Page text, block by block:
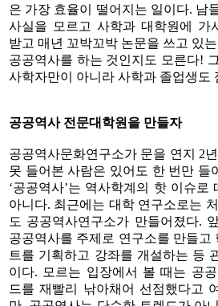
은 가장 효율이 떨어지는 일이다. 남
사실을 모르고 사학과 대학원에 가
받고 매년 꼬박꼬박 논문을 쓰고 있
공공역사를 하는 것인지도 모른다!
사학자만이 아니라 사학과 졸업생도
공공역사 전문대학원을 만들자
공공역사문화연구소가 문을 연지 2
못 들어본 사람은 있어도 한 번만 들
‘공공역사’는 역사학계의 핫 이슈로
아니다. 최근에는 대학 연구소로는
도 공공역사연구소가 만들어졌다.
공공역사를 주제로 연구소를 만들고
트를 기획하고 강좌를 개설하는 등
이다. 모르는 입장에서 볼 때는 공
드를 재빨리 낚아채어 선점했다고